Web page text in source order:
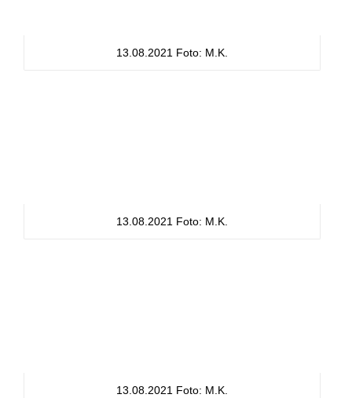
13.08.2021 Foto: M.K.
13.08.2021 Foto: M.K.
13.08.2021 Foto: M.K.